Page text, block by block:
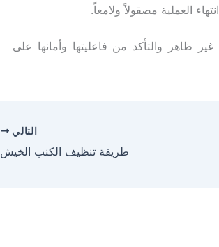
العملية مصقولاً ولامعاً.
ظاهر والتأكد من فاعليتها وأمانها على
التالي
طريقة تنظيف الكنب الخيش